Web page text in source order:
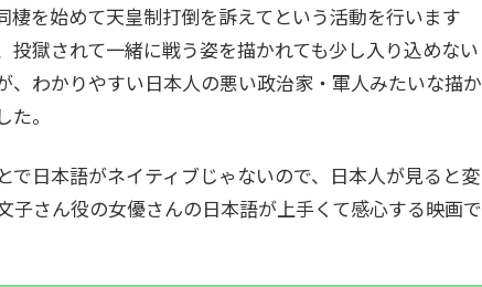
を始めて天皇制打倒を訴えてという活動を行います
獄されて一緒に戦う姿を描かれても少し入り込めない
わかりやすい日本人の悪い政治家・軍人みたいな描か
。
日本語がネイティブじゃないので、日本人が見ると変
さん役の女優さんの日本語が上手くて感心する映画で